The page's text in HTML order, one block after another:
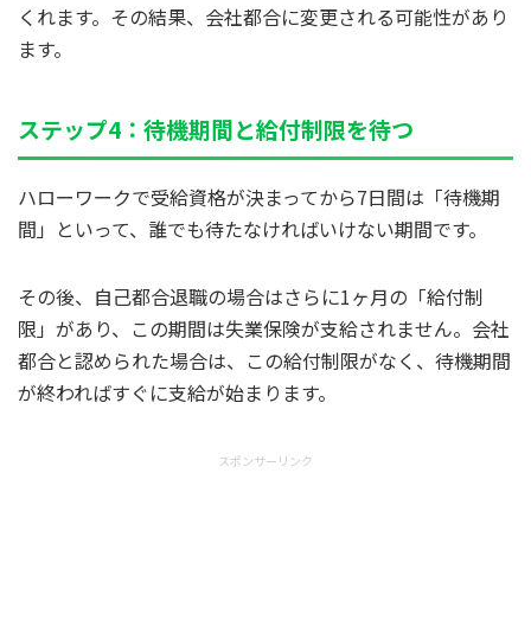
くれます。その結果、会社都合に変更される可能性があり
ます。
ステップ4：待機期間と給付制限を待つ
ハローワークで受給資格が決まってから7日間は「待機期
間」といって、誰でも待たなければいけない期間です。
その後、自己都合退職の場合はさらに1ヶ月の「給付制
限」があり、この期間は失業保険が支給されません。会社
都合と認められた場合は、この給付制限がなく、待機期間
が終わればすぐに支給が始まります。
スポンサーリンク